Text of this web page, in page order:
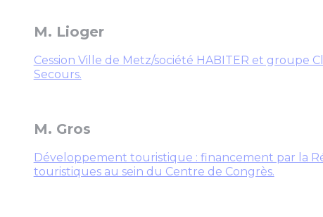
M. Lioger
Cession Ville de Metz/société HABITER et groupe
Secours.
M. Gros
Développement touristique : financement par la
touristiques au sein du Centre de Congrès.